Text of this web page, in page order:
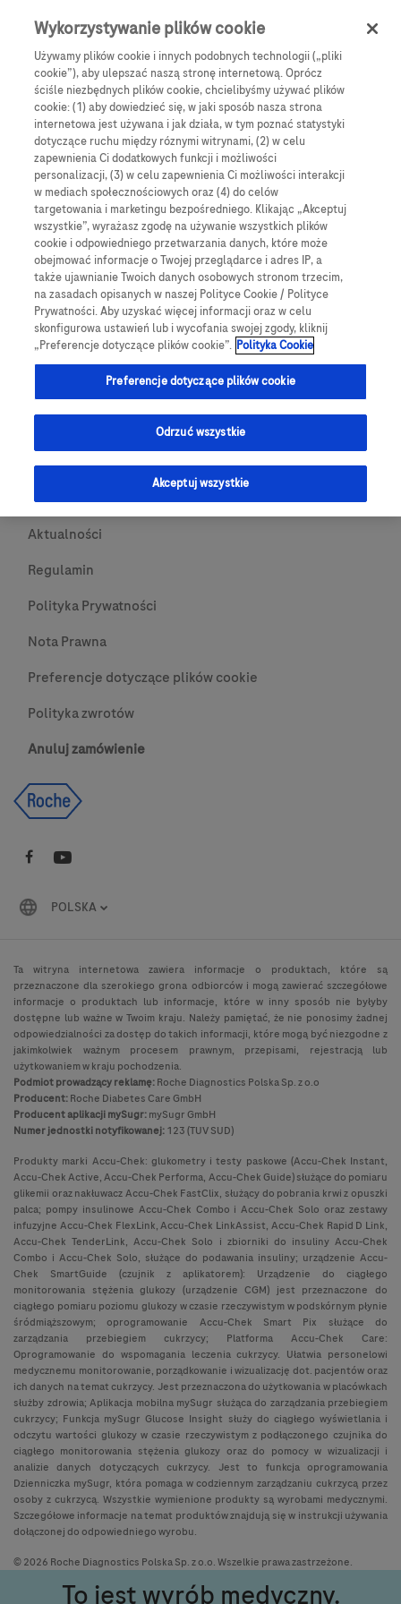
Skip to main content Menu
Products Articles
We are sorry, but no results were found for:
Globalne Strony Internetowe
Global Roche
Platforma Accu-Chek Care
Global Roche Diabetologia
Wszystkie lokalizacje
Skontaktuj się z nami
O nas
Aktualności
Regulamin
Polityka Prywatności
Nota Prawna
Preferencje dotyczące plików cookie
Polityka zwrotów
Anuluj zamówienie
POLSKA
Ta witryna internetowa zawiera informacje o produktach, które są
przeznaczone dla szerokiego grona odbiorców i mogą zawierać szczegółowe
informacje o produktach lub informacje, które w inny sposób nie byłyby
dostępne lub ważne w Twoim kraju. Należy pamiętać, że nie ponosimy żadnej
odpowiedzialności za dostęp do takich informacji, które mogą być niezgodne z
jakimkolwiek ważnym procesem prawnym, przepisami, rejestracją lub
użytkowaniem w kraju pochodzenia.
Podmiot prowadzący reklamę:Roche Diagnostics Polska Sp. z o.o
Producent:Roche Diabetes Care GmbH
Producent aplikacji mySugr:mySugr GmbH
Numer jednostki notyfikowanej:123 (TUV SUD)
Produkty marki Accu-Chek: glukometry i testy paskowe (Accu-Chek Instant,
Accu-Chek Active, Accu-Chek Performa, Accu-Chek Guide) służące do pomiaru
glikemii oraz nakłuwacz Accu-Chek FastClix, służący do pobrania krwi z opuszki
palca; pompy insulinowe Accu-Chek Combo i Accu-Chek Solo oraz zestawy
infuzyjne Accu-Chek FlexLink, Accu-Chek LinkAssist, Accu-Chek Rapid D Link,
Accu-Chek TenderLink, Accu-Chek Solo i zbiorniki do insuliny Accu-Chek
Combo i Accu-Chek Solo, służące do podawania insuliny; urządzenie Accu-
Chek SmartGuide (czujnik z aplikatorem): Urządzenie do ciągłego
monitorowania stężenia glukozy (urządzenie CGM) jest przeznaczone do
ciągłego pomiaru poziomu glukozy w czasie rzeczywistym w podskórnym płynie
śródmiąższowym; oprogramowanie Accu-Chek Smart Pix służące do
zarządzania przebiegiem cukrzycy; Platforma Accu-Chek Care:
Oprogramowanie do wspomagania leczenia cukrzycy. Ułatwia personelowi
medycznemu monitorowanie, porządkowanie i wizualizację dot. pacjentów oraz
ich danych na temat cukrzycy. Jest przeznaczona do użytkowania w placówkach
służby zdrowia; Aplikacja mobilna mySugr służąca do zarządzania przebiegiem
cukrzycy; Funkcja mySugr Glucose Insight służy do ciągłego wyświetlania i
odczytu wartości glukozy w czasie rzeczywistym z podłączonego czujnika do
ciągłego monitorowania stężenia glukozy oraz do pomocy w wizualizacji i
analizie danych dotyczących cukrzycy. Jest to funkcja oprogramowania
Dzienniczka mySugr, która pomaga w codziennym zarządzaniu cukrzycą przez
osoby z cukrzycą. Wszystkie wymienione produkty są wyrobami medycznymi.
Szczegółowe informacje na temat produktów znajdują się w instrukcji używania
dołączonej do odpowiedniego wyrobu.
© 2026 Roche Diagnostics Polska Sp. z o.o. Wszelkie prawa zastrzeżone.
To jest wyrób medyczny.
Wykorzystywanie plików cookie
Używamy plików cookie i innych podobnych technologii („pliki
cookie”), aby ulepszać naszą stronę internetową. Oprócz
ściśle niezbędnych plików cookie, chcielibyśmy używać plików
cookie: (1) aby dowiedzieć się, w jaki sposób nasza strona
internetowa jest używana i jak działa, w tym poznać statystyki
dotyczące ruchu między róznymi witrynami, (2) w celu
zapewnienia Ci dodatkowych funkcji i możliwości
personalizacji, (3) w celu zapewnienia Ci możliwości interakcji
w mediach społecznościowych oraz (4) do celów
targetowania i marketingu bezpośredniego. Klikając „Akceptuj
wszystkie”, wyrażasz zgodę na używanie wszystkich plików
cookie i odpowiedniego przetwarzania danych, które może
obejmować informacje o Twojej przeglądarce i adres IP, a
także ujawnianie Twoich danych osobowych stronom trzecim,
na zasadach opisanych w naszej Polityce Cookie / Polityce
Prywatności. Aby uzyskać więcej informacji oraz w celu
skonfigurowa ustawień lub i wycofania swojej zgody, kliknij
„Preferencje dotyczące plików cookie”. Polityka Cookie
Preferencje dotyczące plików cookie
Odrzuć wszystkie
Akceptuj wszystkie